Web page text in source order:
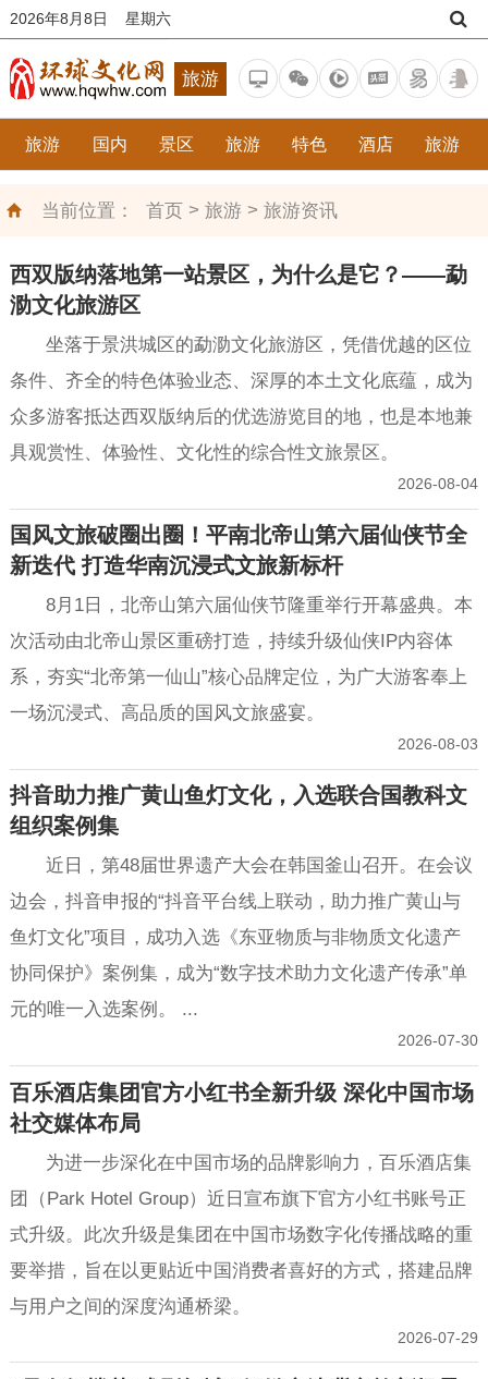
2026年8月8日 星期六
旅游
旅游 国内 景区 旅游 特色 酒店 旅游
当前位置： 首页> 旅游 > 旅游资讯
西双版纳落地第一站景区，为什么是它？——勐
泐文化旅游区
坐落于景洪城区的勐泐文化旅游区，凭借优越的区位
条件、齐全的特色体验业态、深厚的本土文化底蕴，成为
众多游客抵达西双版纳后的优选游览目的地，也是本地兼
具观赏性、体验性、文化性的综合性文旅景区。
2026-08-04
国风文旅破圈出圈！平南北帝山第六届仙侠节全
新迭代 打造华南沉浸式文旅新标杆
8月1日，北帝山第六届仙侠节隆重举行开幕盛典。本
次活动由北帝山景区重磅打造，持续升级仙侠IP内容体
系，夯实“北帝第一仙山”核心品牌定位，为广大游客奉上
一场沉浸式、高品质的国风文旅盛宴。
2026-08-03
抖音助力推广黄山鱼灯文化，入选联合国教科文
组织案例集
近日，第48届世界遗产大会在韩国釜山召开。在会议
边会，抖音申报的“抖音平台线上联动，助力推广黄山与
鱼灯文化”项目，成功入选《东亚物质与非物质文化遗产
协同保护》案例集，成为“数字技术助力文化遗产传承”单
元的唯一入选案例。 ...
2026-07-30
百乐酒店集团官方小红书全新升级 深化中国市场
社交媒体布局
为进一步深化在中国市场的品牌影响力，百乐酒店集
团（Park Hotel Group）近日宣布旗下官方小红书账号正
式升级。此次升级是集团在中国市场数字化传播战略的重
要举措，旨在以更贴近中国消费者喜好的方式，搭建品牌
与用户之间的深度沟通桥梁。
2026-07-29